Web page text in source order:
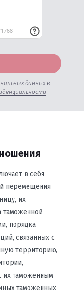
данных в
в себя
перемещения
их
таможенной
порядка
связанных с
территорию,
их таможенным
таможенных